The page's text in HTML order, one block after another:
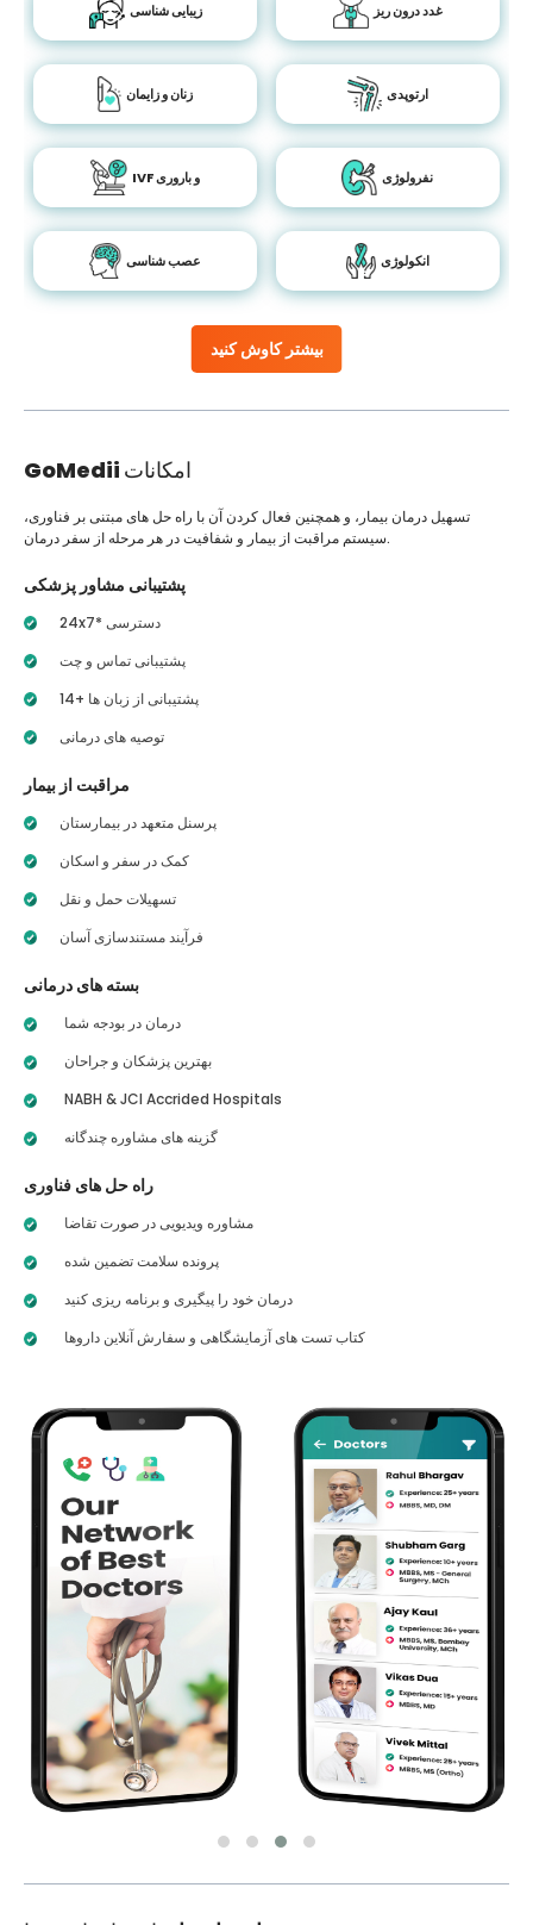
بیشتر کاوش کنید
زیبایی شناسی غدد درون ریز
زنان و زایمان ارتوپدی
IVF و باروری نفرولوژی
عصب شناسی انکولوژی
GoMedii امکانات
تسهیل درمان بیمار، و همچنین فعال کردن آن با راه حل های مبتنی بر فناوری،
سیستم مراقبت از بیمار و شفافیت در هر مرحله از سفر درمان.
پشتیبانی مشاور پزشکی
24x7* دسترسی
پشتیبانی تماس و چت
14+ پشتیبانی از زبان ها
توصیه های درمانی
مراقبت از بیمار
پرسنل متعهد در بیمارستان
کمک در سفر و اسکان
تسهیلات حمل و نقل
فرآیند مستندسازی آسان
بسته های درمانی
درمان در بودجه شما
بهترین پزشکان و جراحان
NABH & JCI Accrided Hospitals
گزینه های مشاوره چندگانه
راه حل های فناوری
مشاوره ویدیویی در صورت تقاضا
پرونده سلامت تضمین شده
درمان خود را پیگیری و برنامه ریزی کنید
کتاب تست های آزمایشگاهی و سفارش آنلاین داروها